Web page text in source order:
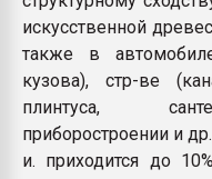
искусственной
также в
кузова), стр-ве
плинтуса,
приборостроении и
и. приходится до